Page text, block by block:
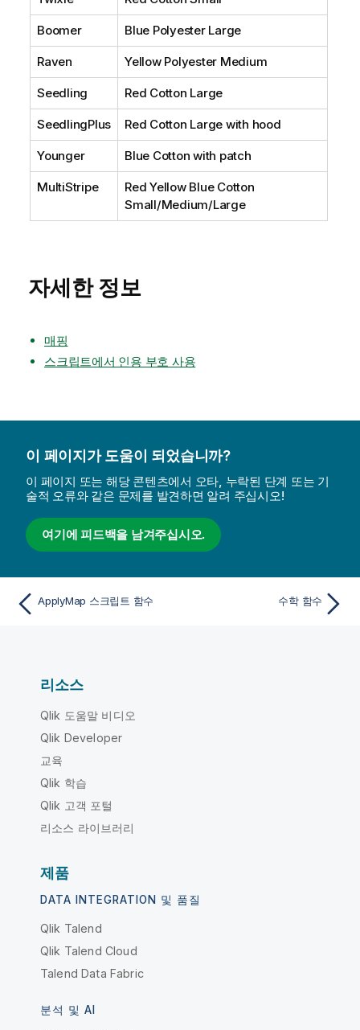
Boomer Blue Polyester Large
Raven Yellow Polyester Medium
Seedling Red Cotton Large
SeedlingPlus Red Cotton Large with hood
Younger Blue Cotton with patch
MultiStripe
Red Yellow Blue Cotton
Small/Medium/Large
자세한 정보
매핑
스크립트에서 인용 부호 사용
이 페이지가 도움이 되었습니까?
이 페이지 또는 해당 콘텐츠에서 오타, 누락된 단계 또는 기
술적 오류와 같은 문제를 발견하면 알려 주십시오!
여기에 피드백을 남겨주십시오.
ApplyMap 스크립트 함수 수학 함수
리소스
Qlik 도움말 비디오
Qlik Developer
교육
Qlik 학습
Qlik 고객 포털
리소스 라이브러리
제품
DATA INTEGRATION 및 품질
Qlik Talend
Qlik Talend Cloud
Talend Data Fabric
분석 및 AI